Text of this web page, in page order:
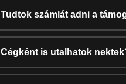
Tudtok számlát adni a
Cégként is utalhatok